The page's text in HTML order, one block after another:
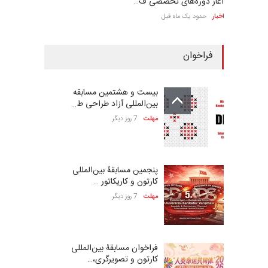
اخبار حدود یک ماه قبل
فراخوان
بیست و هشتمین مسابقه
بین‌المللی آزاد طراحی ط…
مهلت 7 روز دیگر
پنجمین مسابقۀ بین‌المللی
کارتون و کاریکاتور …
مهلت 7 روز دیگر
فراخوان مسابقۀ بین‌المللی
کارتون و تصویرگری،…